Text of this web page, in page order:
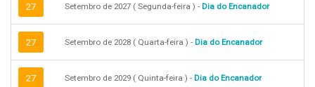
27 Setembro de 2027 ( Segunda-feira ) - Dia do Encanador
27 Setembro de 2028 ( Quarta-feira ) - Dia do Encanador
27 Setembro de 2029 ( Quinta-feira ) - Dia do Encanador